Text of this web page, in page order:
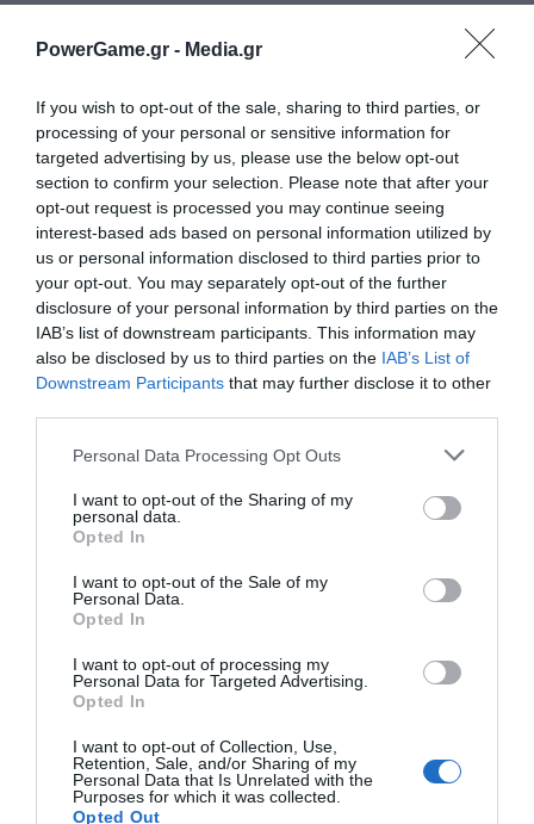
PowerGame.gr - Media.gr
If you wish to opt-out of the sale, sharing to third parties, or
processing of your personal or sensitive information for
targeted advertising by us, please use the below opt-out
section to confirm your selection. Please note that after your
opt-out request is processed you may continue seeing
interest-based ads based on personal information utilized by
us or personal information disclosed to third parties prior to
your opt-out. You may separately opt-out of the further
disclosure of your personal information by third parties on the
IAB’s list of downstream participants. This information may
also be disclosed by us to third parties on the IAB’s List of
Downstream Participants that may further disclose it to other
Personal Data Processing Opt Outs
I want to opt-out of the Sharing of my
personal data.
Opted In
I want to opt-out of the Sale of my
Personal Data.
Opted In
I want to opt-out of processing my
Personal Data for Targeted Advertising.
Opted In
I want to opt-out of Collection, Use,
Retention, Sale, and/or Sharing of my
Personal Data that Is Unrelated with the
Purposes for which it was collected.
Opted Out
από τα 100 δολάρια
Η άνοδος των αποδόσεων στα αμερικανικά
ομόλογα και οι προκλήσεις του Γουόρς
Ακολουθήστε το Powergame.gr στοGoogle
Newsγια άμεση και έγκυρη οικονομική
ενημέρωση!
ΝΤΟΝΑΛΝΤ ΤΡΑΜΠ ΣΙ ΤΖΙΝΠΙΝΓΚ